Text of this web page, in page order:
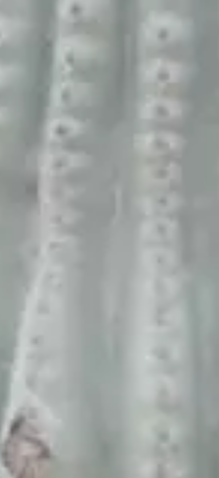
“ Direction
artistique :
l'art de
séduire par
l’image „